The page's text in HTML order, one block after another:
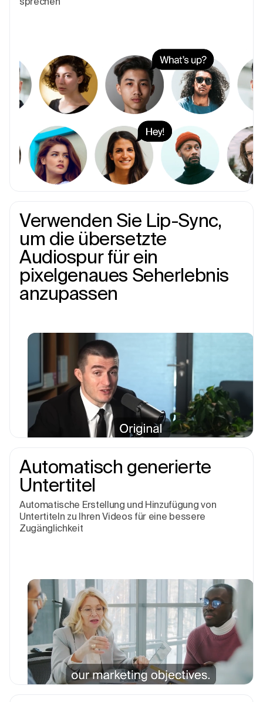
Verwenden Sie Lip-Sync,
um die übersetzte
Audiospur für ein
pixelgenaues Seherlebnis
anzupassen
Automatisch generierte
Untertitel
Automatische Erstellung und Hinzufügung von
Untertiteln zu Ihren Videos für eine bessere
Zugänglichkeit